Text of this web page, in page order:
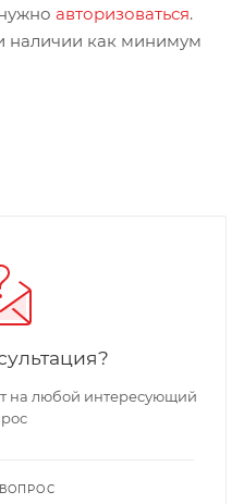
авторизоваться.
наличии как минимум
на любой интересующий